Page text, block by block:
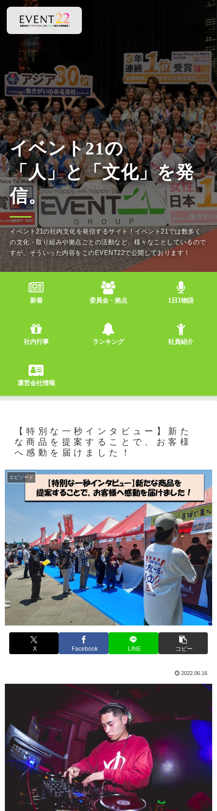
イベント21の社内文化を発信するサイト！イベント21では数多く
の文化・取り組みや拠点ごとの活動など、様々なことしているので
すが、そういった内容をこのEVENT22で公開しております！
新着 委員会・拠点 1日1物語
社内行事 ランキング 社員紹介
運営会社情報
【特別な一秒インタビュー】新た
な商品を提案することで、お客様
へ感動を届けました！
エピソード
X Facebook LINE コピー
2022.06.16